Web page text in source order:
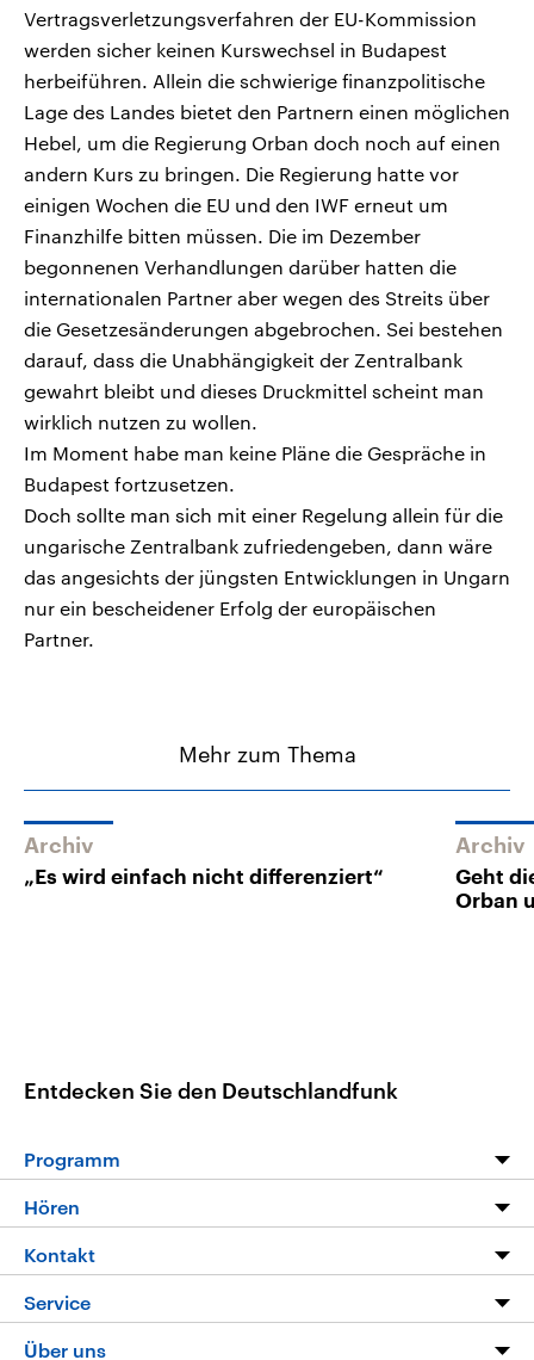
Vertragsverletzungsverfahren der EU-Kommission
werden sicher keinen Kurswechsel in Budapest
herbeiführen. Allein die schwierige finanzpolitische
Lage des Landes bietet den Partnern einen möglichen
Hebel, um die Regierung Orban doch noch auf einen
andern Kurs zu bringen. Die Regierung hatte vor
einigen Wochen die EU und den IWF erneut um
Finanzhilfe bitten müssen. Die im Dezember
begonnenen Verhandlungen darüber hatten die
internationalen Partner aber wegen des Streits über
die Gesetzesänderungen abgebrochen. Sei bestehen
darauf, dass die Unabhängigkeit der Zentralbank
gewahrt bleibt und dieses Druckmittel scheint man
wirklich nutzen zu wollen.
Im Moment habe man keine Pläne die Gespräche in
Budapest fortzusetzen.
Doch sollte man sich mit einer Regelung allein für die
ungarische Zentralbank zufriedengeben, dann wäre
das angesichts der jüngsten Entwicklungen in Ungarn
nur ein bescheidener Erfolg der europäischen
Partner.
Mehr zum Thema
Archiv
„Es wird einfach nicht differenziert“
Archiv
Geht
Orban
Entdecken Sie den Deutschlandfunk
Programm
Programm
Die Nachrichten
Nachrichtenleicht
Neue Beiträge auf dlf.de
Hören
Livestream
Podcasts
Kontakt
Hörerservice
Service
FAQ
Über uns